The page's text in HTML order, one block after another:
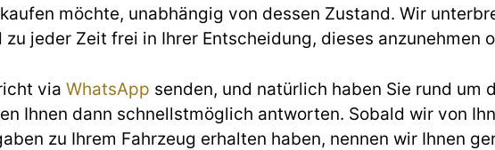
möchte, unabhängig von dessen Zustand. Wir
jeder Zeit frei in Ihrer Entscheidung, dieses anzunehmen
via WhatsApp senden, und natürlich haben Sie rund um
Ihnen dann schnellstmöglich antworten. Sobald wir von
zu Ihrem Fahrzeug erhalten haben, nennen wir Ihnen